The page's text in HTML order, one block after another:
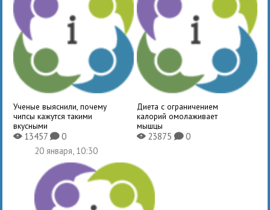
Ученые выяснили, почему
чипсы кажутся такими
вкусными
X13457K0
Диета с ограничением
калорий омолаживает
мышцы
X23875 K0
20 января, 10:30